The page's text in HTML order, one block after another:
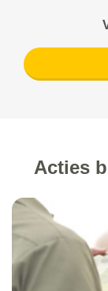
Acties